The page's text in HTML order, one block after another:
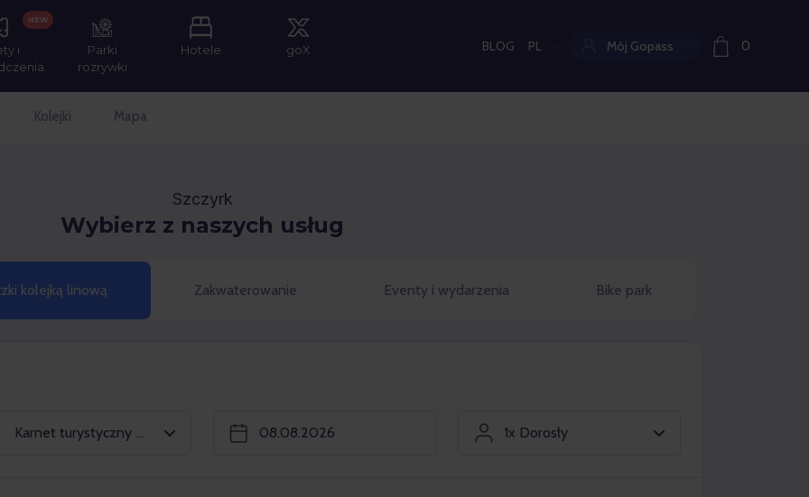
i
NEW
Parki
rozrywki
Hotele goX BLOG Aktualny język:
PL Mój Gopass 0
Kolejki Mapa
Szczyrk
Wybierz z naszych usług
kolejką linową Zakwaterowanie Eventy i wydarzenia Bike park
Karnet turystyczny Kopa 1205 + Salamandra Alpine Coaster 1x Dorosły